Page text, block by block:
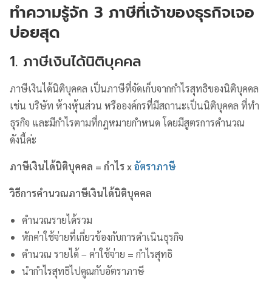
ทำความรู้จัก 3 ภาษีที่เจ้าของธุรกิจเจอ
บ่อยสุด
1. ภาษีเงินได้นิติบุคคล
ภาษีเงินได้นิติบุคคล เป็นภาษีที่จัดเก็บจากกำไรสุทธิของนิติบุคคล
เช่น บริษัท ห้างหุ้นส่วน หรือองค์กรที่มีสถานะเป็นนิติบุคคล ที่ทำ
ธุรกิจ และมีกำไรตามที่กฎหมายกำหนด โดยมีสูตรการคำนวณ
ดังนี้ค่ะ
ภาษีเงินได้นิติบุคคล = กำไร xอัตราภาษี
วิธีการคำนวณภาษีเงินได้นิติบุคคล
คำนวณรายได้รวม
หักค่าใช้จ่ายที่เกี่ยวข้องกับการดำเนินธุรกิจ
คำนวณ รายได้ – ค่าใช้จ่าย = กำไรสุทธิ
นำกำไรสุทธิไปคูณกับอัตราภาษี